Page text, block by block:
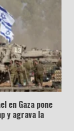
en Gaza pone
y agrava la